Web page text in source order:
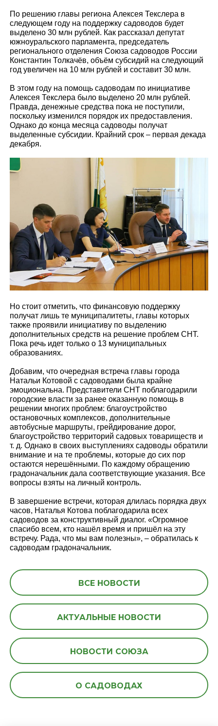
По решению главы региона Алексея Текслера в
следующем году на поддержку садоводов будет
выделено 30 млн рублей. Как рассказал депутат
южноуральского парламента, председатель
регионального отделения Союза садоводов России
Константин Толкачёв, объём субсидий на следующий
год увеличен на 10 млн рублей и составит 30 млн.
В этом году на помощь садоводам по инициативе
Алексея Текслера было выделено 20 млн рублей.
Правда, денежные средства пока не поступили,
поскольку изменился порядок их предоставления.
Однако до конца месяца садоводы получат
выделенные субсидии. Крайний срок – первая декада
декабря.
Но стоит отметить, что финансовую поддержку
получат лишь те муниципалитеты, главы которых
также проявили инициативу по выделению
дополнительных средств на решение проблем СНТ.
Пока речь идет только о 13 муниципальных
образованиях.
Добавим, что очередная встреча главы города
Натальи Котовой с садоводами была крайне
эмоциональна. Представители СНТ поблагодарили
городские власти за ранее оказанную помощь в
решении многих проблем: благоустройство
остановочных комплексов, дополнительные
автобусные маршруты, грейдирование дорог,
благоустройство территорий садовых товариществ и
т. д. Однако в своих выступлениях садоводы обратили
внимание и на те проблемы, которые до сих пор
остаются нерешёнными. По каждому обращению
градоначальник дала соответствующие указания. Все
вопросы взяты на личный контроль.
В завершение встречи, которая длилась порядка двух
часов, Наталья Котова поблагодарила всех
садоводов за конструктивный диалог. «Огромное
спасибо всем, кто нашёл время и пришёл на эту
встречу. Рада, что мы вам полезны», – обратилась к
садоводам градоначальник.
ВСЕ НОВОСТИ
АКТУАЛЬНЫЕ НОВОСТИ
НОВОСТИ СОЮЗА
О САДОВОДАХ